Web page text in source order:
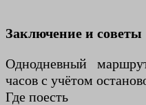
Заключение и советы
Однодневный
часов с учётом
Где поесть